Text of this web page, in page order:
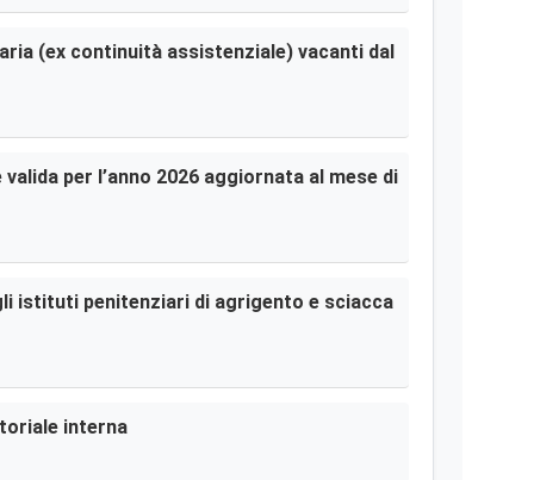
(ex continuità assistenziale) vacanti dal
per l’anno 2026 aggiornata al mese di
istituti penitenziari di agrigento e sciacca
interna